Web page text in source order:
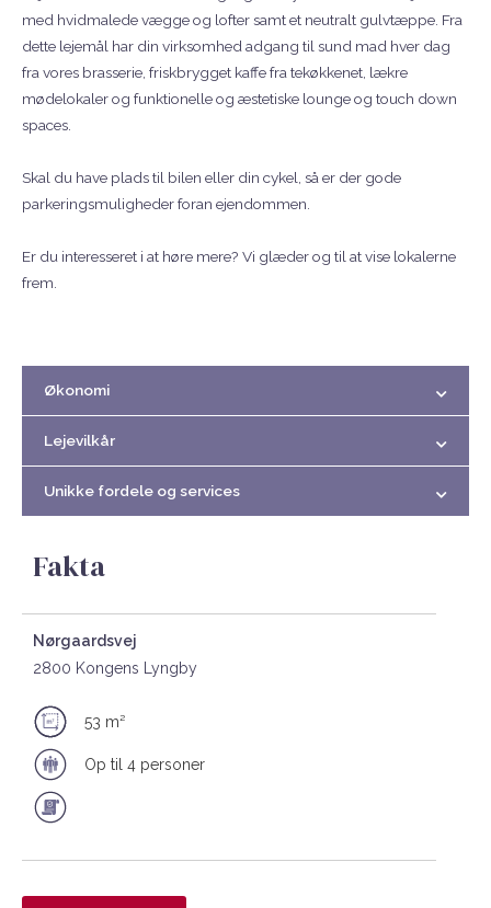
med hvidmalede vægge og lofter samt et neutralt gulvtæppe. Fra
dette lejemål har din virksomhed adgang til sund mad hver dag
fra vores brasserie, friskbrygget kaffe fra tekøkkenet, lækre
mødelokaler og funktionelle og æstetiske lounge og touch down
spaces.
Skal du have plads til bilen eller din cykel, så er der gode
parkeringsmuligheder foran ejendommen.
Er du interesseret i at høre mere? Vi glæder og til at vise lokalerne
frem.
Økonomi
Lejevilkår
Unikke fordele og services
Fakta
Nørgaardsvej
2800 Kongens Lyngby
53 m²
Op til 4 personer